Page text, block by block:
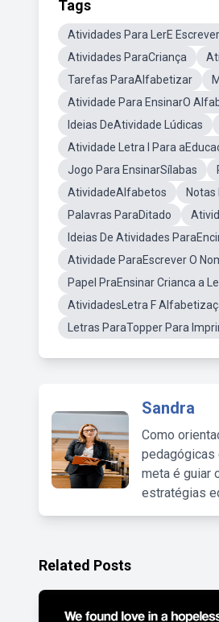
Tags
Atividades Para LerE Escrever
Atividades ParaCriança
Tarefas ParaAlfabetizar
Atividade Para EnsinarO
Ideias DeAtividade Lúdicas
Atividade Letra I Para
Jogo Para EnsinarSílabas
AtividadeAlfabetos
Notas
Palavras ParaDitado
Ideias De Atividades
Atividade ParaEscrever O
Papel PraEnsinar Crianca a
AtividadesLetra F
Letras ParaTopper Para
Sandra
Como
pedagógicas
meta é guiar
estratégias
Related Posts